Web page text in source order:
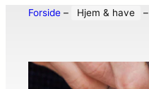
Forside – Hjem & have –